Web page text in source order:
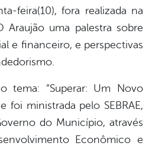
feira(10), fora realizada na
Araujão uma palestra sobre
e financeiro, e perspectivas
tema: “Superar: Um Novo
foi ministrada pelo SEBRAE,
do Município, através
Econômico e